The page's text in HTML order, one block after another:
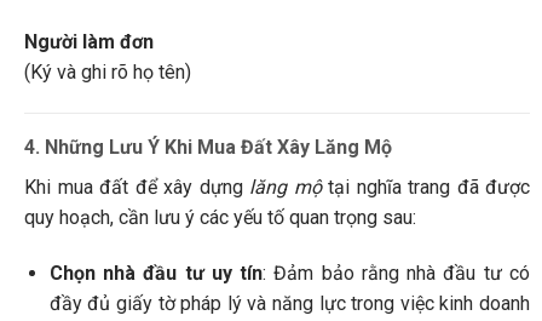
Người làm đơn
(Ký và ghi rõ họ tên)
4. Những Lưu Ý Khi Mua Đất Xây Lăng Mộ
Khi mua đất để xây dựng lăng mộtại nghĩa trang đã được
quy hoạch, cần lưu ý các yếu tố quan trọng sau:
Chọn nhà đầu tư uy tín: Đảm bảo rằng nhà đầu tư có
đầy đủ giấy tờ pháp lý và năng lực trong việc kinh doanh